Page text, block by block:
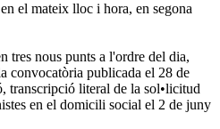
el mateix lloc i hora, en segona
tres nous punts a l'ordre del dia,
convocatòria publicada el 28 de
transcripció literal de la sol•licitud
en el domicili social el 2 de juny